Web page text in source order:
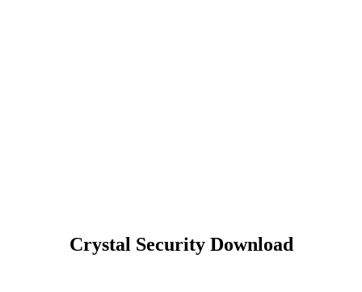
Crystal Security Download